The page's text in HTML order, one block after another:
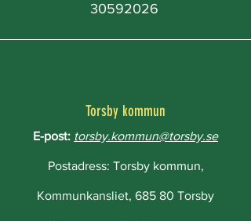
30592026
Torsby kommun
E-post: torsby.kommun@torsby.se
Postadress: Torsby kommun,
Kommunkansliet, 685 80 Torsby